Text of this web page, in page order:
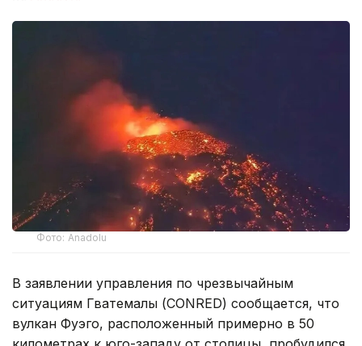
Фото: Anadolu
В заявлении управления по чрезвычайным
ситуациям Гватемалы (CONRED) сообщается, что
вулкан Фуэго, расположенный примерно в 50